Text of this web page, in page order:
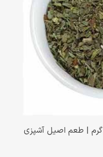
ریحان خشک ایتالیایی بایارا 500 گرم | طعم اصیل آشپزی